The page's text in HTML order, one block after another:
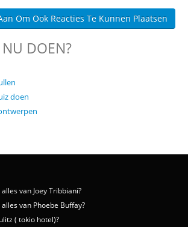
Om Ook Reacties Te Kunnen Plaatsen
DOEN?
doen
van Joey Tribbiani?
van Phoebe Buffay?
( tokio hotel)?